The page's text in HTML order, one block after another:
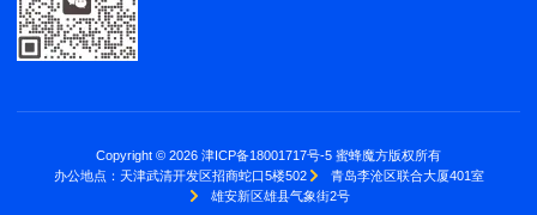
Copyright © 2026 津ICP备18001717号-5 蜜蜂魔方版权所有
办公地点： 天津武清开发区招商蛇口5楼502
青岛李沧区联合大厦401室
雄安新区雄县气象街2号